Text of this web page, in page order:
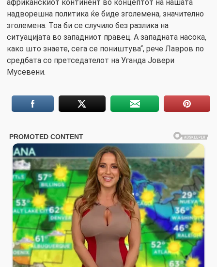
африканскиот континент во концептот на нашата
надворешна политика ќе биде зголемена, значително
зголемена. Тоа би се случило без разлика на
ситуацијата во западниот правец. А западната насока,
како што знаете, сега се поништува“, рече Лавров по
средбата со претседателот на Уганда Јовери
Мусевени.